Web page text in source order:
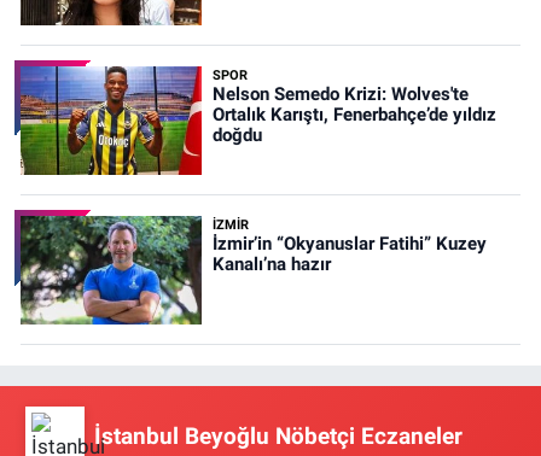
SPOR
Nelson Semedo Krizi: Wolves'te
Ortalık Karıştı, Fenerbahçe’de yıldız
doğdu
İZMIR
İzmir’in “Okyanuslar Fatihi” Kuzey
Kanalı’na hazır
İstanbul Beyoğlu Nöbetçi Eczaneler